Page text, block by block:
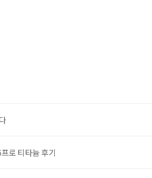
로 티타늄 후기